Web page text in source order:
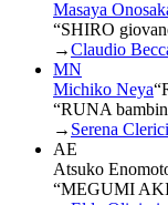
Masaya
“SHIRO
→Claudio
MN
Michiko Neya“
“RUNA
→ Serena Clerici
AE
Atsuko
“MEGUMI